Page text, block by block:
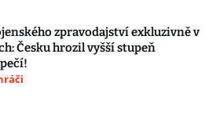
zpravodajství exkluzivně v
Česku hrozil vyšší stupeň